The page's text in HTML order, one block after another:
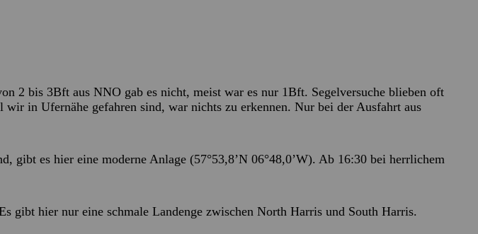
2 bis 3Bft aus NNO gab es nicht, meist war es nur 1Bft. Segelversuche blieben oft
in Ufernähe gefahren sind, war nichts zu erkennen. Nur bei der Ausfahrt aus
gibt es hier eine moderne Anlage (57°53,8’N 06°48,0’W). Ab 16:30 bei herrlichem
gibt hier nur eine schmale Landenge zwischen North Harris und South Harris.